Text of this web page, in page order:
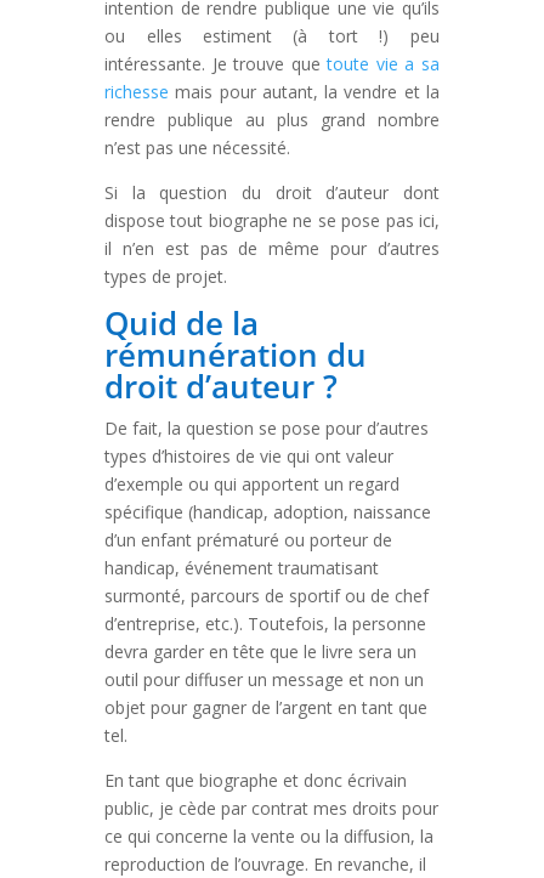
intention de rendre publique une vie qu’ils
ou elles estiment (à tort !) peu
intéressante. Je trouve quetoute vie a sa
richesse mais pour autant, la vendre et la
rendre publique au plus grand nombre
n’est pas une nécessité.
Si la question du droit d’auteur dont
dispose tout biographe ne se pose pas ici,
il n’en est pas de même pour d’autres
types de projet.
Quid de la
rémunération du
droit d’auteur ?
De fait, la question se pose pour d’autres
types d’histoires de vie qui ont valeur
d’exemple ou qui apportent un regard
spécifique (handicap, adoption, naissance
d’un enfant prématuré ou porteur de
handicap, événement traumatisant
surmonté, parcours de sportif ou de chef
d’entreprise, etc.). Toutefois, la personne
devra garder en tête que le livre sera un
outil pour diffuser un message et non un
objet pour gagner de l’argent en tant que
tel.
En tant que biographe et donc écrivain
public, je cède par contrat mes droits pour
ce qui concerne la vente ou la diffusion, la
reproduction de l’ouvrage. En revanche, il